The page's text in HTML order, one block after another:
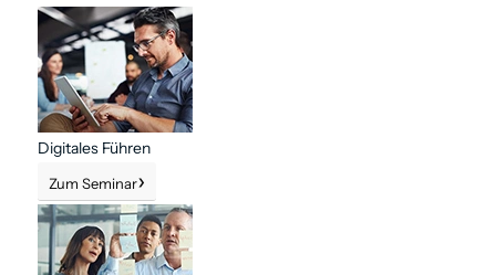
Digitales Führen
Zum Seminar